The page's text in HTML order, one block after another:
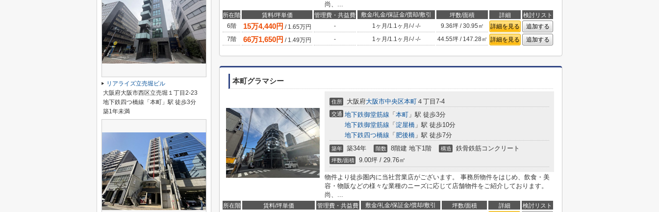
尚、...
所在階 賃料/坪単価 管理費・共益費 敷金/礼金/保証金/償却/敷引 坪数/面積 詳細
検討リスト
6階
15万4,440円 / 1.65万円 - 1ヶ月 /1.1ヶ月 /-/-/- 9.36坪 / 30.95㎡ 詳細を見る
追加する
7階
66万1,650円 / 1.49万円 - 1ヶ月 /1.1ヶ月 /-/-/- 44.55坪 / 147.28㎡ 詳細を見る 追加する
本町グラマシー
住所 大阪府大阪市中央区本町 ４丁目7-4
交通 地下鉄御堂筋線 「 本町 」駅 徒歩3分
地下鉄御堂筋線 「 淀屋橋 」駅 徒歩10分
地下鉄四つ橋線 「 肥後橋 」駅 徒歩7分
築年 築34年 階数 8階建 地下1階 構造 鉄骨鉄筋コンクリート
坪数/面積 9.00坪 / 29.76㎡
物件より徒歩圏内に当社営業店がございます。 事務所物件をはじめ、飲食・美
容・物販などの様々な業種のニーズに応じて店舗物件をご紹介しております。
尚、...
所在階 賃料/坪単価 管理費・共益費 敷金/礼金/保証金/償却/敷引 坪数/面積 詳細
検討リスト
リアライズ立売堀ビル
大阪府大阪市西区立売堀１丁目2-23
地下鉄四つ橋線「本町」駅 徒歩3分
築1年未満